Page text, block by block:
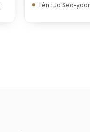
Tên : Jo Seo-